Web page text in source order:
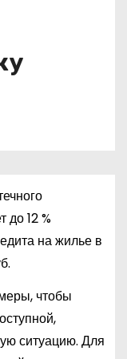
до 12 %
на жилье в
чтобы
ситуацию. Для